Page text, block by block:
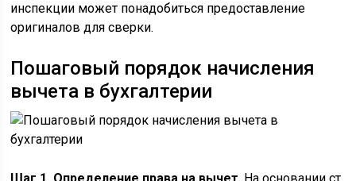
инспекции может понадобиться предоставление
оригиналов для сверки.
Пошаговый порядок начисления
вычета в бухгалтерии